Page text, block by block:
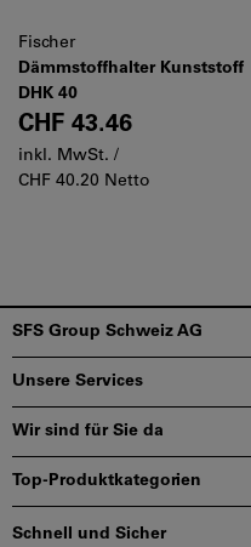
Fischer
Dämmstoffhalter Kunststoff
DHK 40
CHF 43.46
inkl. MwSt. /
CHF 40.20 Netto
Fußzeile
SFS Group Schweiz AG
Unsere Services
Wir sind für Sie da
Top-Produktkategorien
Schnell und Sicher